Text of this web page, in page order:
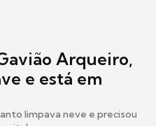
Arqueiro,
e está em
limpava neve e precisou